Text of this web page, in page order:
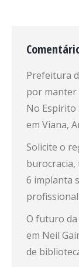
Prefeitura
por manter
No Espírito
em Viana,
Solicite o
burocracia,
6 implanta
O futuro da
em Neil
de